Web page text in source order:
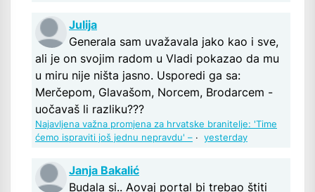
Julija
Generala sam uvažavala jako kao i sve,
ali je on svojim radom u Vladi pokazao da mu
u miru nije ništa jasno. Usporedi ga sa:
Merčepom, Glavašom, Norcem, Brodarcem -
uočavaš li razliku???
Najavljena važna promjena za hrvatske branitelje: 'Time
ćemo ispraviti još jednu nepravdu' – · yesterday
Janja Bakalić
Budala si.. Aovaj portal bi trebao štiti